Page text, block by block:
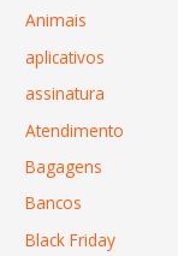
Animais
aplicativos
assinatura
Atendimento
Bagagens
Bancos
Black Friday